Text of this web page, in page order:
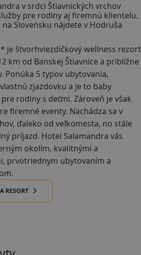
v srdci Štiavnických vrchov
pre rodiny aj firemnú klientelu.
Slovensku nájdete v Hodruša
je štvorhviezdičkový wellness rezort
km od Banskej Štiavnice a približne
Ponúka 5 typov ubytovania,
zjazdovku a je to baby
rodiny s deťmi. Zároveň je však
firemné eventy. Nachádza sa v
ďaleko od veľkomesta, no stále
príjazd. Hotel Salamandra vás
okolím, kvalitnými a
prvotriednym ubytovaním a
RESORT